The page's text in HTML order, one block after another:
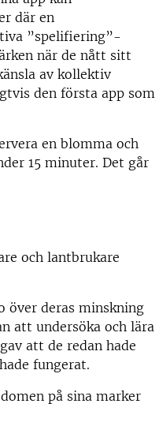
där en
”spelifiering”-
när de nått sitt
av kollektiv
den första app som
en blomma och
15 minuter. Det går
och lantbrukare
över deras minskning
att undersöka och lära
att de redan hade
fungerat.
på sina marker